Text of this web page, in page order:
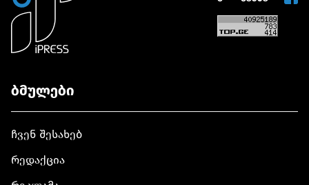
ბმულები
ჩვენ შესახებ
რედაქცია